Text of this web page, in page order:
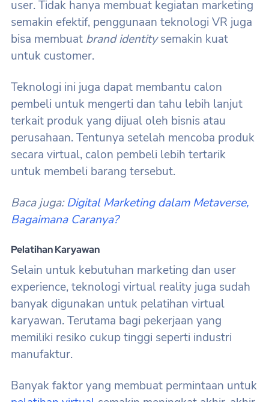
user. Tidak hanya membuat kegiatan marketing
semakin efektif, penggunaan teknologi VR juga
bisa membuat brand identitysemakin kuat
untuk customer.
Teknologi ini juga dapat membantu calon
pembeli untuk mengerti dan tahu lebih lanjut
terkait produk yang dijual oleh bisnis atau
perusahaan. Tentunya setelah mencoba produk
secara virtual, calon pembeli lebih tertarik
untuk membeli barang tersebut.
Baca juga:Digital Marketing dalam Metaverse,
Bagaimana Caranya?
Pelatihan Karyawan
Selain untuk kebutuhan marketing dan user
experience, teknologi virtual reality juga sudah
banyak digunakan untuk pelatihan virtual
karyawan. Terutama bagi pekerjaan yang
memiliki resiko cukup tinggi seperti industri
manufaktur.
Banyak faktor yang membuat permintaan untuk